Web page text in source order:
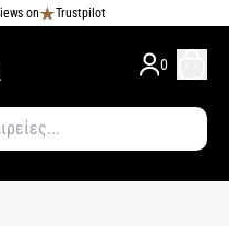
on Trustpilot
0